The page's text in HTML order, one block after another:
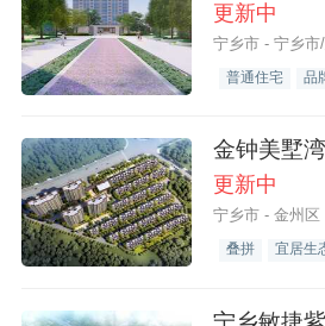
更新中
宁乡市 - 宁乡市
普通住宅 品
金钟美墅湾
更新中
宁乡市 - 金州区
叠拼 宜居生